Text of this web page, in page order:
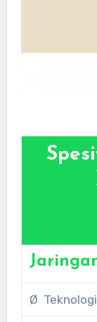
Ø Teknologi